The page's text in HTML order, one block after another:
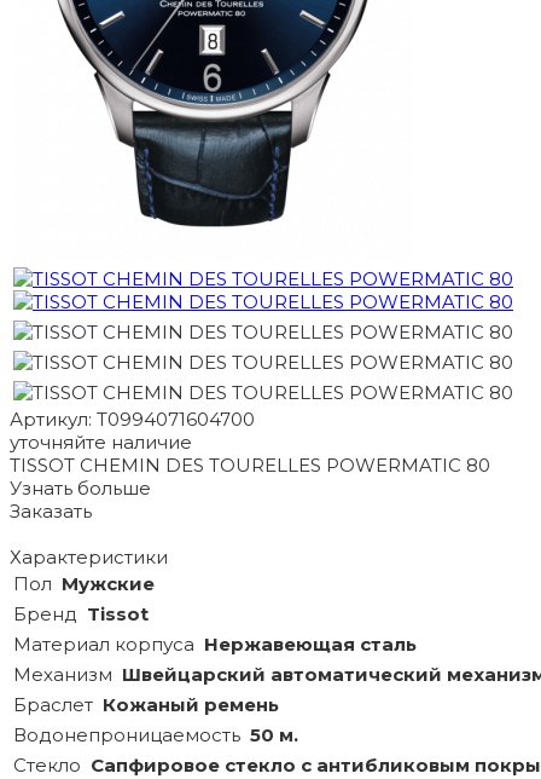
Артикул: T0994071604700
уточняйте наличие
TISSOT CHEMIN DES TOURELLES POWERMATIC 80
Узнать больше
Заказать
Характеристики
Пол Мужские
Бренд Tissot
Материал корпуса Нержавеющая сталь
Механизм Швейцарский автоматический
Браслет Кожаный ремень
Водонепроницаемость 50 м.
Стекло Сапфировое стекло с антибликовым